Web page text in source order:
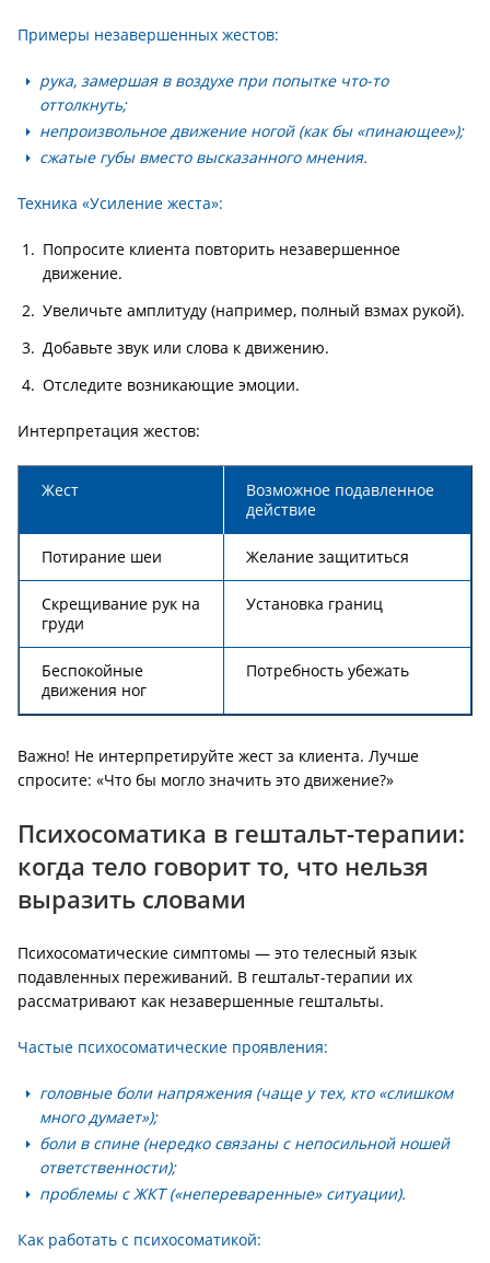
Примеры незавершенных жестов:
рука, замершая в воздухе при попытке что-то
оттолкнуть;
непроизвольное движение ногой (как бы «пинающее»);
сжатые губы вместо высказанного мнения.
Техника «Усиление жеста»:
Попросите клиента повторить незавершенное
движение.
Увеличьте амплитуду (например, полный взмах рукой).
Добавьте звук или слова к движению.
Отследите возникающие эмоции.
Интерпретация жестов:
Жест
Возможное подавленное
действие
Потирание шеи Желание защититься
Скрещивание рук на
груди
Установка границ
Беспокойные
движения ног
Потребность убежать
Важно! Не интерпретируйте жест за клиента. Лучше
спросите: «Что бы могло значить это движение?»
Психосоматика в гештальт-терапии:
когда тело говорит то, что нельзя
выразить словами
Психосоматические симптомы — это телесный язык
подавленных переживаний. В гештальт-терапии их
рассматривают как незавершенные гештальты.
Частые психосоматические проявления:
головные боли напряжения (чаще у тех, кто «слишком
много думает»);
боли в спине (нередко связаны с непосильной ношей
ответственности);
проблемы с ЖКТ («непереваренные» ситуации).
Как работать с психосоматикой: